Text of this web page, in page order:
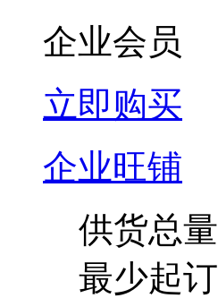
企业会员
立即购买
企业旺铺
供货总量
最少起订